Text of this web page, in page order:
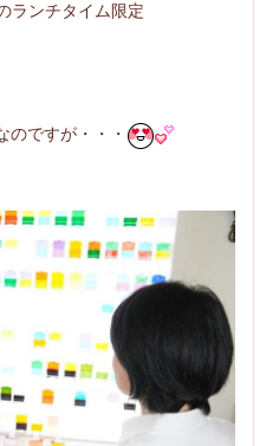
ランチタイム限定
のですが・・・